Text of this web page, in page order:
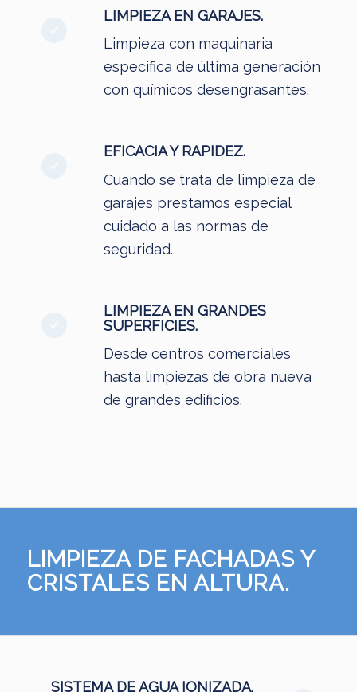
LIMPIEZA EN GARAJES.
Limpieza con maquinaria
especifica de última generación
con químicos desengrasantes.
EFICACIA Y RAPIDEZ.
Cuando se trata de limpieza de
garajes prestamos especial
cuidado a las normas de
seguridad.
LIMPIEZA EN GRANDES
SUPERFICIES.
Desde centros comerciales
hasta limpiezas de obra nueva
de grandes edificios.
LIMPIEZA DE FACHADAS Y
CRISTALES EN ALTURA.
SISTEMA DE AGUA IONIZADA.